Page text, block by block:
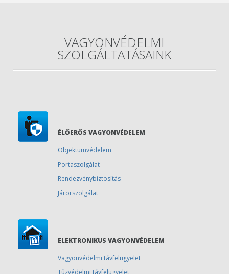
VAGYONVÉDELMI
SZOLGÁLTATÁSAINK
ÉLŐERŐS VAGYONVÉDELEM
Objektumvédelem
Portaszolgálat
Rendezvénybiztosítás
Járõrszolgálat
ELEKTRONIKUS VAGYONVÉDELEM
Vagyonvédelmi távfelügyelet
Tûzvédelmi távfelügyelet